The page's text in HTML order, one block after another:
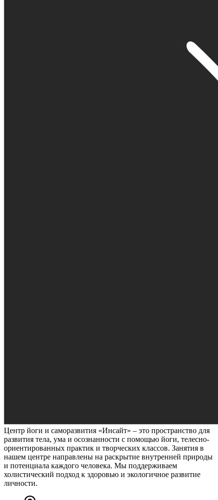
Центр йоги и саморазвития «Инсайт» – это пространство для
развития тела, ума и осознанности с помощью йоги, телесно-
ориентированных практик и творческих классов. Занятия в
нашем центре направлены на раскрытие внутренней природы
и потенциала каждого человека. Мы поддерживаем
холистический подход к здоровью и экологичное развитие
личности.